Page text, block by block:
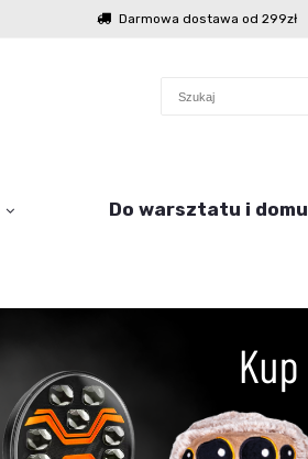
Darmowa dostawa od 299zł
Do warsztatu i domu